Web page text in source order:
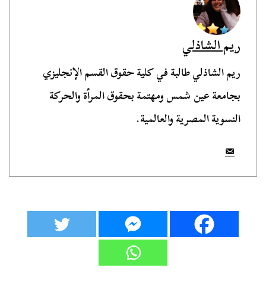
ريم الشاذلي
ريم الشاذلي طالبة في كلية حقوق القسم الإنجليزي
بجامعة عين شمس ومهتمة بحقوق المرأة والحركة
النسوية المصرية والعالمية.